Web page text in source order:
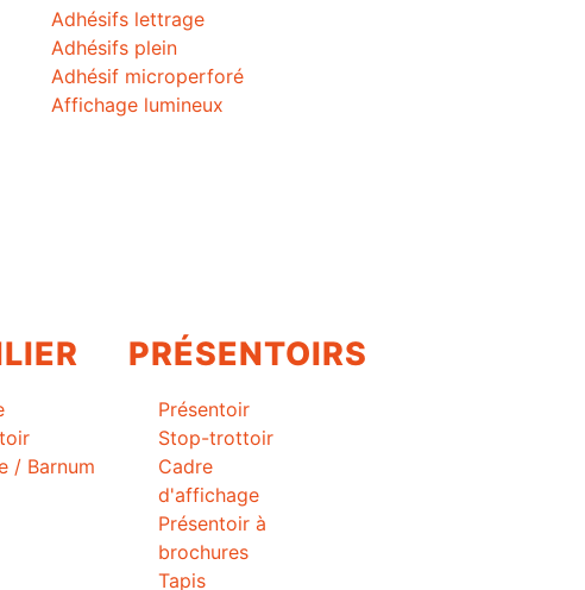
Adhésifs lettrage
Adhésifs plein
Adhésif microperforé
Affichage lumineux
/ Barnum
PRÉSENTOIRS
Présentoir
Stop-trottoir
Cadre
d'affichage
Présentoir à
brochures
Tapis